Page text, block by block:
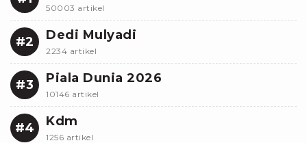
50003 artikel
#2 Dedi Mulyadi
2234 artikel
#3 Piala Dunia 2026
10146 artikel
#4 Kdm
1256 artikel